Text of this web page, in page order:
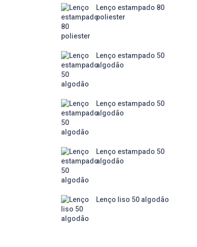
Lenço estampado 80
poliester
Lenço estampado 50
algodão
Lenço estampado 50
algodão
Lenço estampado 50
algodão
Lenço liso 50 algodão